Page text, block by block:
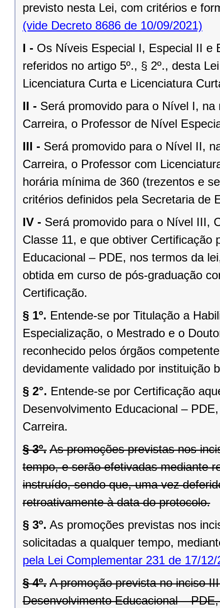
previsto nesta Lei, com critérios e
(vide Decreto 8686 de 10/09/2021)
I - Os Níveis Especial I, Especial II e
referidos no artigo 5º., § 2º., desta
Licenciatura Curta e Licenciatura
II - Será promovido para o Nível I,
Carreira, o Professor de Nível
III - Será promovido para o Nível II,
Carreira, o Professor com
horária mínima de 360 (trezentos e
critérios definidos pela Secretaria de
IV - Será promovido para o Nível III,
Classe 11, e que obtiver Certificação
Educacional – PDE, nos termos da
obtida em curso de pós-graduação
Certificação.
§ 1º. Entende-se por Titulação a
Especialização, o Mestrado e o
reconhecido pelos órgãos
devidamente validado por instituição
§ 2°. Entende-se por Certificação
Desenvolvimento Educacional –
Carreira.
§ 3º. As promoções previstas nos
tempo, e serão efetivadas mediante
instruído, sendo que, uma vez
retroativamente à data do protocolo.
§ 3º. As promoções previstas nos
solicitadas a qualquer tempo,
pela Lei Complementar 231 de 17/12/
§ 4º. A promoção prevista no inciso
Desenvolvimento Educacional –